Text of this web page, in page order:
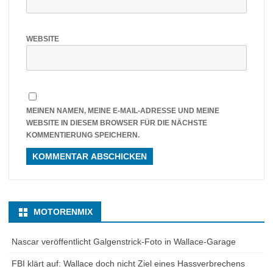
WEBSITE
MEINEN NAMEN, MEINE E-MAIL-ADRESSE UND MEINE
WEBSITE IN DIESEM BROWSER FÜR DIE NÄCHSTE
KOMMENTIERUNG SPEICHERN.
MOTORENMIX
Nascar veröffentlicht Galgenstrick-Foto in Wallace-Garage
FBI klärt auf: Wallace doch nicht Ziel eines Hassverbrechens